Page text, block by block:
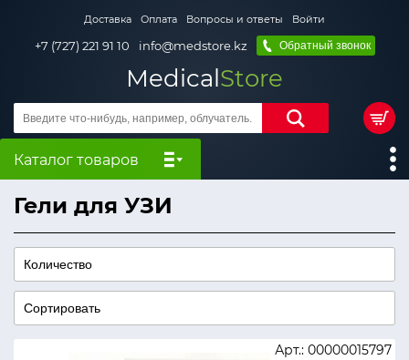
Доставка Оплата Вопросы и ответы Войти
+7 (727) 221 91 10 info@medstore.kz Обратный звонок
MedicalStore
Каталог товаров
Гели для УЗИ
Арт.: 00000015797